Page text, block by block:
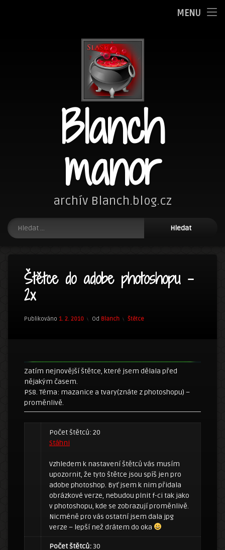
MENU
Návštěvní kniha
Blanch
manor
archív Blanch.blog.cz
Štětce do adobe photoshopu –
2x
Publikováno 1. 2. 2010 Od Blanch Kategorie:
Štětce
Zatím nejnovější štětce, které jsem dělala před
nějakým časem.
PS8. Téma: mazanice a tvary(znáte z photoshopu) –
proměnlivě.
Počet štětců: 20
Stáhni
Vzhledem k nastavení štětců vás musím
upozornit, že tyto štětce jsou spíš jen pro
adobe photoshop. Byť jsem k nim přidala
obrázkové verze, nebudou plnit f-ci tak jako
v photoshopu, kde se zobrazují proměnlivě.
Nicméně pro vás ostatní jsem dala jpg
verze – lepší než drátem do oka
Počet štětců:30